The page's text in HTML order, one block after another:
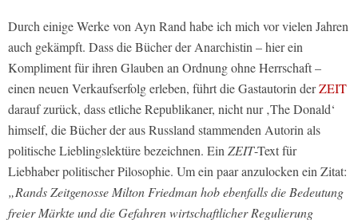
Durch einige Werke von Ayn Rand habe ich mich vor vielen Jahren
auch gekämpft. Dass die Bücher der Anarchistin – hier ein
Kompliment für ihren Glauben an Ordnung ohne Herrschaft –
einen neuen Verkaufserfolg erleben, führt die Gastautorin derZEIT
darauf zurück, dass etliche Republikaner, nicht nur ‚The Donald‘
himself, die Bücher der aus Russland stammenden Autorin als
politische Lieblingslektüre bezeichnen. Ein ZEIT-Text für
Liebhaber politischer Pilosophie. Um ein paar anzulocken ein Zitat:
„Rands Zeitgenosse Milton Friedman hob ebenfalls die Bedeutung
freier Märkte und die Gefahren wirtschaftlicher Regulierung